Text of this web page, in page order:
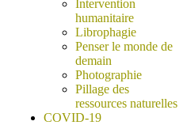
Intervention
humanitaire
Librophagie
Penser le monde de
demain
Photographie
Pillage des
ressources naturelles
COVID-19